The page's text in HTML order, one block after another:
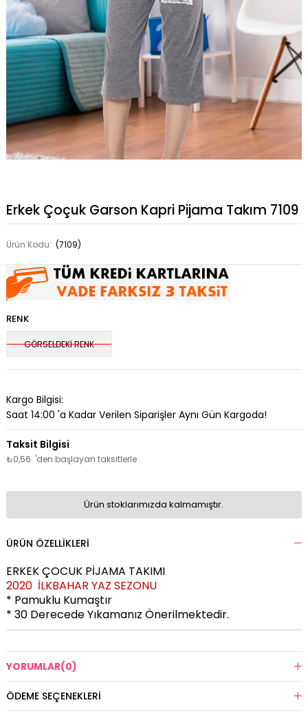
Erkek Çoçuk Garson Kapri Pijama Takım 7109
Ürün Kodu: (7109)
RENK
GÖRSELDEKİ RENK
Kargo Bilgisi:
Saat 14:00 'a Kadar Verilen Siparişler Aynı Gün Kargoda!
₺0,56 'den başlayan taksitlerle
Ürün stoklarımızda kalmamıştır.
ÜRÜN ÖZELLIKLERI
ERKEK ÇOCUK PİJAMA TAKIMI
2020 İLKBAHAR YAZ SEZONU
* Pamuklu Kumaştır
* 30 Derecede Yıkamanız Önerilmektedir.
YORUMLAR(0)
ÖDEME SEÇENEKLERI